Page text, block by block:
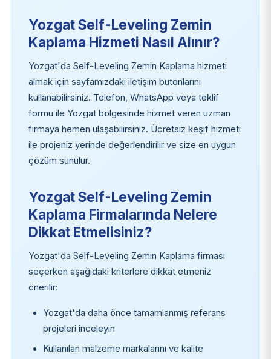
Yozgat Self-Leveling Zemin
Kaplama Hizmeti Nasıl Alınır?
Yozgat'da Self-Leveling Zemin Kaplama hizmeti
almak için sayfamızdaki iletişim butonlarını
kullanabilirsiniz. Telefon, WhatsApp veya teklif
formu ile Yozgat bölgesinde hizmet veren uzman
firmaya hemen ulaşabilirsiniz. Ücretsiz keşif hizmeti
ile projeniz yerinde değerlendirilir ve size en uygun
çözüm sunulur.
Yozgat Self-Leveling Zemin
Kaplama Firmalarında Nelere
Dikkat Etmelisiniz?
Yozgat'da Self-Leveling Zemin Kaplama firması
seçerken aşağıdaki kriterlere dikkat etmeniz
önerilir:
Yozgat'da daha önce tamamlanmış referans
projeleri inceleyin
Kullanılan malzeme markalarını ve kalite